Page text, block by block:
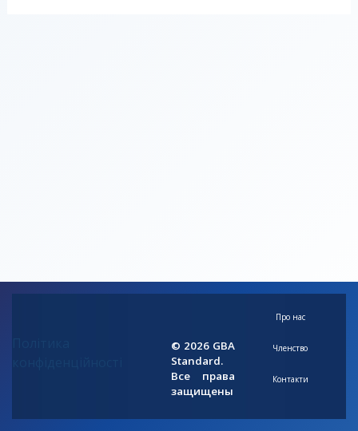
© 2026 GBA
Standard.
Все права
защищены
Про нас
Членство
Контакти